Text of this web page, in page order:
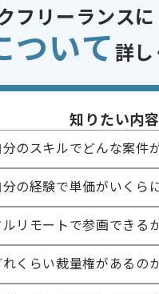
銀行
情報セキュリティ
20代活躍中 , 30代活
展開している企業でございま
キュリティ導入支援案件
したい方にお勧めです。
ります。
フリーランスに
ついて 詳し
知りたい内
分のスキルでどんな案件
分の経験で単価がいくら
ルリモートで参画できる
れくらい裁量権があるの